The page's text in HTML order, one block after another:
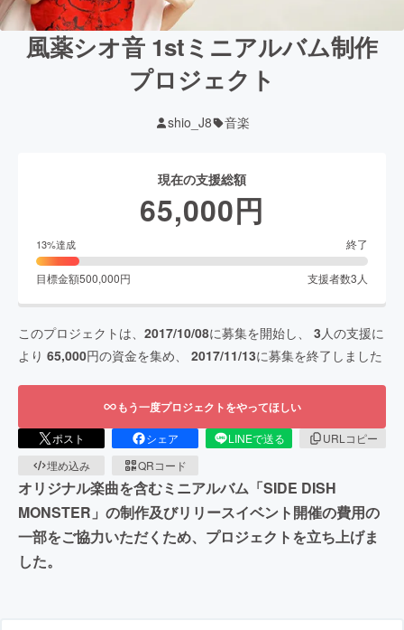
風薬シオ音 1stミニアルバム制作
プロジェクト
shio_J8 音楽
現在の支援総額
65,000円
13%達成 終了
目標金額500,000円 支援者数3 人
このプロジェクトは、 2017/10/08に募集を開始し、 3人の支援に
より 65,000円の資金を集め、 2017/11/13に募集を終了しました
もう一度プロジェクトをやってほしい
ポスト シェア LINEで送る
URLコピー
埋め込み
QRコード
オリジナル楽曲を含むミニアルバム「SIDE DISH
MONSTER」の制作及びリリースイベント開催の費用の
一部をご協力いただくため、プロジェクトを立ち上げま
した。